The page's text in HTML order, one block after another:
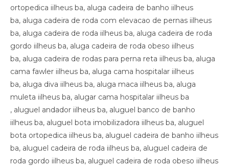
ortopedica iilheus ba, aluga cadeira de banho iilheus
ba, aluga cadeira de roda com elevacao de pernas iilheus
ba, aluga cadeira de roda iilheus ba, aluga cadeira de roda
gordo iilheus ba, aluga cadeira de roda obeso iilheus
ba, aluga cadeira de rodas para perna reta iilheus ba, aluga
cama fawler iilheus ba, aluga cama hospitalar iilheus
ba, aluga diva iilheus ba, aluga maca iilheus ba, aluga
muleta iilheus ba, alugar cama hospitalar iilheus ba
, aluguel andador iilheus ba, aluguel banco de banho
iilheus ba, aluguel bota imobilizadora iilheus ba, aluguel
bota ortopedica iilheus ba, aluguel cadeira de banho iilheus
ba, aluguel cadeira de roda iilheus ba, aluguel cadeira de
roda gordo iilheus ba, aluguel cadeira de roda obeso iilheus